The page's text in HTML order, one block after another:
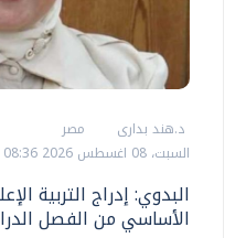
د.هند بدارى
مصر
السبت، 08 اغسطس 2026 08:36 م
البدوي: إدراج التربية
الأساسي من الفصل